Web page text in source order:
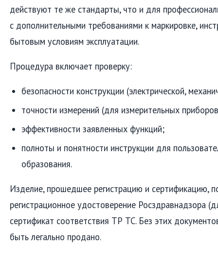
действуют те же стандарты, что и для
с дополнительными требованиями к маркировке,
бытовым условиям эксплуатации.
Процедура включает проверку:
безопасности конструкции (электрической,
точности измерений (для измерительных
эффективности заявленных функций;
полноты и понятности инструкции для
образования.
Изделие, прошедшее регистрацию и сертификацию,
регистрационное удостоверение Росздравнадзора
сертификат соответствия ТР ТС. Без этих
быть легально продано.